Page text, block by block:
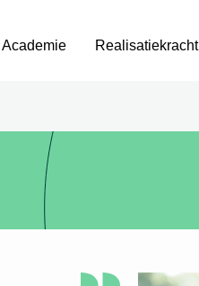
Academie Realisatiekracht